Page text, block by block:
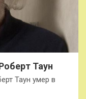
Таун
Таун умер в